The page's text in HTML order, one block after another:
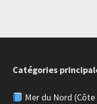
Catégories
Mer du Nord (Côte